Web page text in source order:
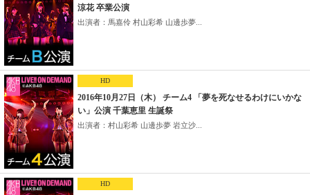
涼花 卒業公演
出演者：馬嘉伶 村山彩希 山邊歩夢...
HD
2016年10月27日（木） チーム4 「夢を死なせるわけにいかな
い」公演 千葉恵里 生誕祭
出演者：村山彩希 山邊歩夢 岩立沙...
HD